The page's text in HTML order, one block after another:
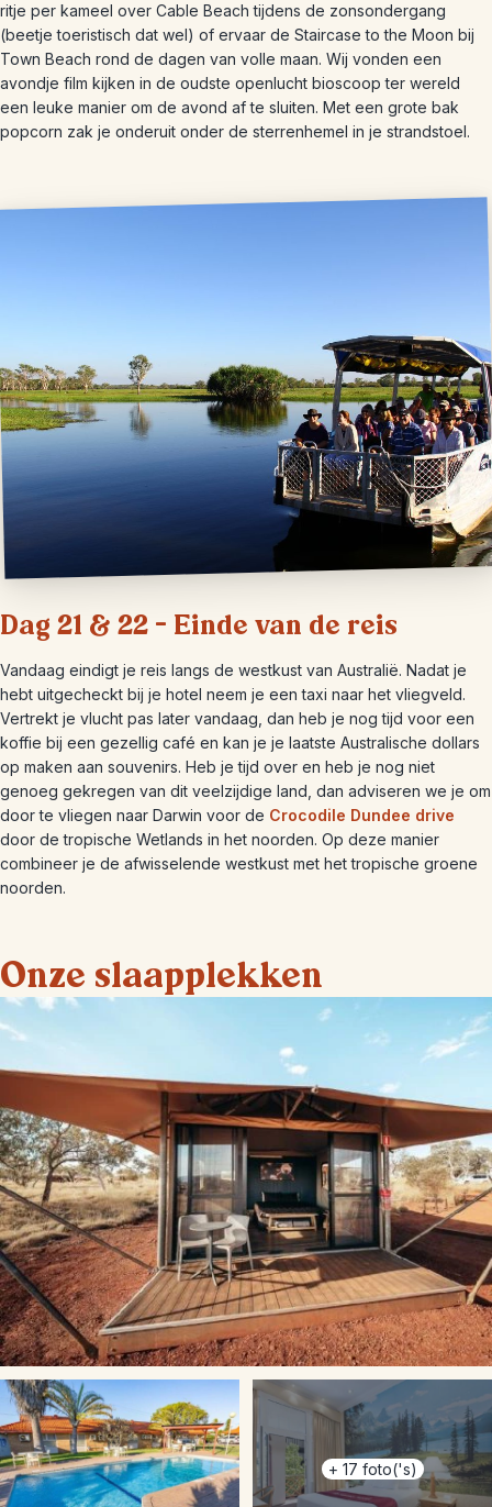
ritje per kameel over Cable Beach tijdens de zonsondergang
(beetje toeristisch dat wel) of ervaar de Staircase to the Moon bij
Town Beach rond de dagen van volle maan. Wij vonden een
avondje film kijken in de oudste openlucht bioscoop ter wereld
een leuke manier om de avond af te sluiten. Met een grote bak
popcorn zak je onderuit onder de sterrenhemel in je strandstoel.
Dag 21 & 22 – Einde van de reis
Vandaag eindigt je reis langs de westkust van Australië. Nadat je
hebt uitgecheckt bij je hotel neem je een taxi naar het vliegveld.
Vertrekt je vlucht pas later vandaag, dan heb je nog tijd voor een
koffie bij een gezellig café en kan je je laatste Australische dollars
op maken aan souvenirs. Heb je tijd over en heb je nog niet
genoeg gekregen van dit veelzijdige land, dan adviseren we je om
door te vliegen naar Darwin voor de Crocodile Dundee drive
door de tropische Wetlands in het noorden. Op deze manier
combineer je de afwisselende westkust met het tropische groene
noorden.
Onze slaapplekken
+ 17 foto('s)